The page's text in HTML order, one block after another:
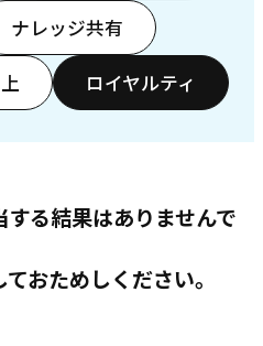
ナレッジ共有
ロイヤルティ
る結果はありませんで
おためしください。